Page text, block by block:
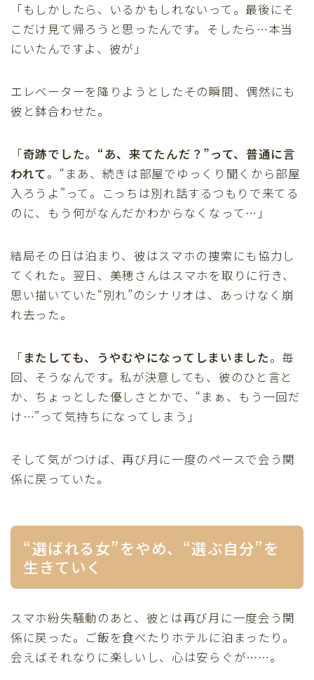
「もしかしたら、いるかもしれないって。最後にそ
こだけ見て帰ろうと思ったんです。そしたら…本当
にいたんですよ、彼が」
エレベーターを降りようとしたその瞬間、偶然にも
彼と鉢合わせた。
「奇跡でした。“あ、来てたんだ？”って、普通に言
われて。“まあ、続きは部屋でゆっくり聞くから部屋
入ろうよ”って。こっちは別れ話するつもりで来てる
のに、もう何がなんだかわからなくなって…」
結局その日は泊まり、彼はスマホの捜索にも協力し
てくれた。翌日、美穂さんはスマホを取りに行き、
思い描いていた“別れ”のシナリオは、あっけなく崩
れ去った。
「 またしても、うやむやになってしまいました。毎
回、そうなんです。私が決意しても、彼のひと言と
か、ちょっとした優しさとかで、“まぁ、もう一回だ
け…”って気持ちになってしまう」
そして気がつけば、再び月に一度のペースで会う関
係に戻っていた。
“選ばれる女”をやめ、“選ぶ自分”を
生きていく
スマホ紛失騒動のあと、彼とは再び月に一度会う関
係に戻った。ご飯を食べたりホテルに泊まったり。
会えばそれなりに楽しいし、心は安らぐが……。